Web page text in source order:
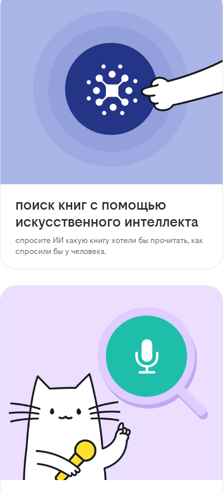
поиск книг с помощью
искусственного интеллекта
спросите ИИ какую книгу хотели бы прочитать, как
спросили бы у человека.